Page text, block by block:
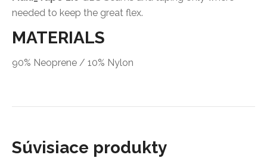
needed to keep the great flex.
MATERIALS
90% Neoprene / 10% Nylon
Súvisiace produkty